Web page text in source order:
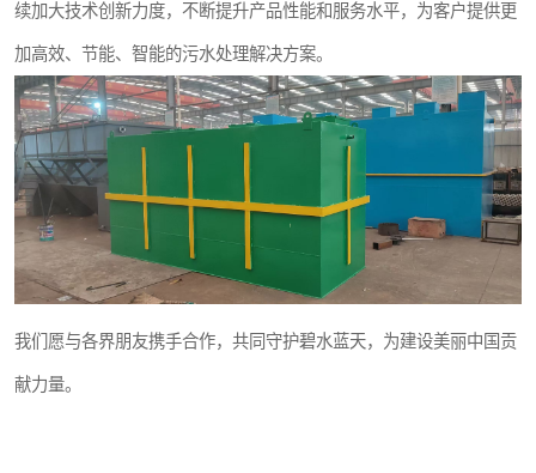
续加大技术创新力度，不断提升产品性能和服务水平，为客户提供更
加高效、节能、智能的污水处理解决方案。
我们愿与各界朋友携手合作，共同守护碧水蓝天，为建设美丽中国贡
献力量。